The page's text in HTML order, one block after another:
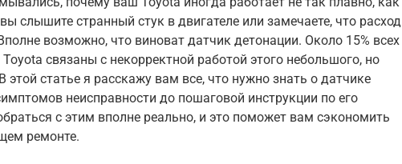
слышите странный стук в двигателе или замечаете, что расход
возможно, что виноват датчик детонации. Около 15% всех
связаны с некорректной работой этого небольшого, но
этой статье я расскажу вам все, что нужно знать о датчике
неисправности до пошаговой инструкции по его
с этим вполне реально, и это поможет вам сэкономить
ремонте.